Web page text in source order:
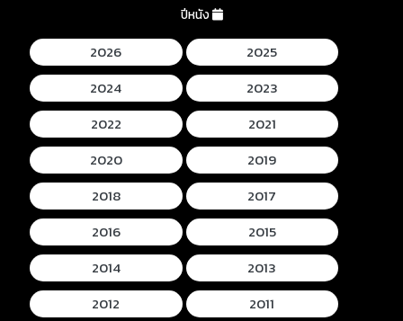
ปีหนัง
2026
2025
2024
2023
2022
2021
2020
2019
2018
2017
2016
2015
2014
2013
2012
2011